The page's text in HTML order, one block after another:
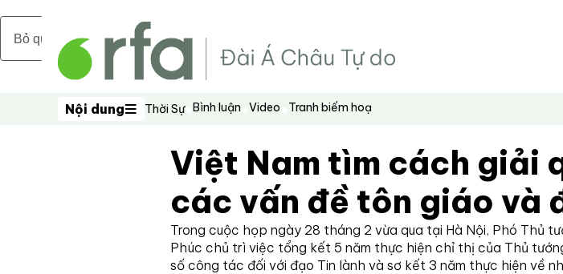
Bỏ qua nội dung chính
Nội dung
Nội dung Thời Sự Bình luận Video Tranh biếm hoạ
Việt Nam tìm cách giải
các vấn đề tôn giáo và
Trong cuộc họp ngày 28 tháng 2 vừa qua tại Hà Nội, Phó Thủ
Phúc chủ trì việc tổng kết 5 năm thực hiện chỉ thị của Thủ
số công tác đối với đạo Tin lành và sơ kết 3 năm thực hiện về